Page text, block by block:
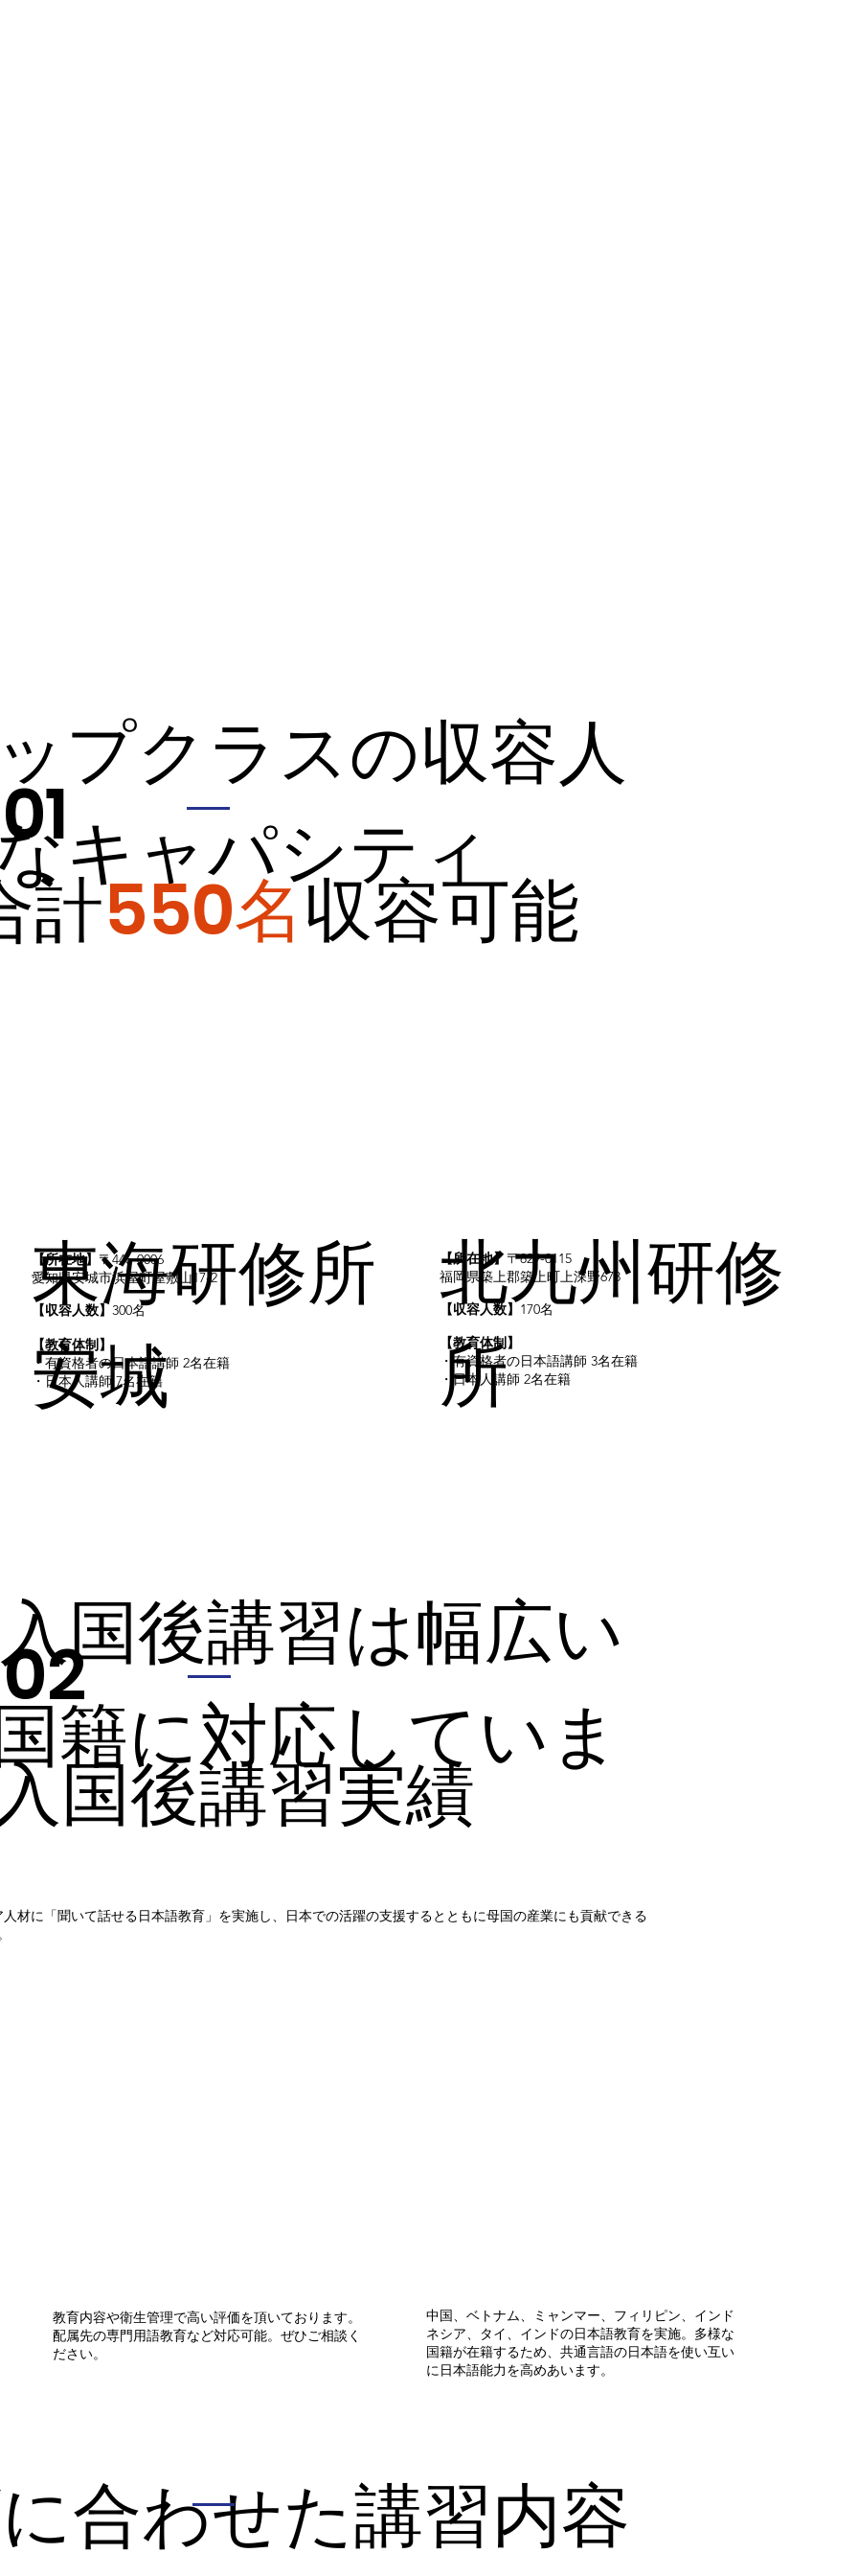
キャパシティ
プクラスの収容人
計550名収容可能
東海研修所
安城
【所在地】 〒446-0006
愛知県安城市浜屋町屋敷山17-2
北九州研修
所
【所在地】 〒829-0115
福岡県築上郡築上町上深野673
【収容人数】300名 【収容人数】 170名
【教育体制】
・有資格者の日本語講師 2名在籍
・日本人講師 7名在籍
【教育体制】
・有資格者の日本語講師 3名在籍
・日本人講師 2名在籍
国後講習は幅広い
籍に対応していま
国後講習実績
材に「聞いて話せる日本語教育」を実施し、日本での活躍の支援するとともに母国の産業にも貢献できる
教育内容や衛生管理で高い評価を頂いております。
配属先の専門用語教育など対応可能。ぜひご相談く
ださい。
中国、ベトナム、ミャンマー、フィリピン、インド
ネシア、タイ、インドの日本語教育を実施。多様な
国籍が在籍するため、共通言語の日本語を使い互い
に日本語能力を高めあいます。
合わせた講習内容